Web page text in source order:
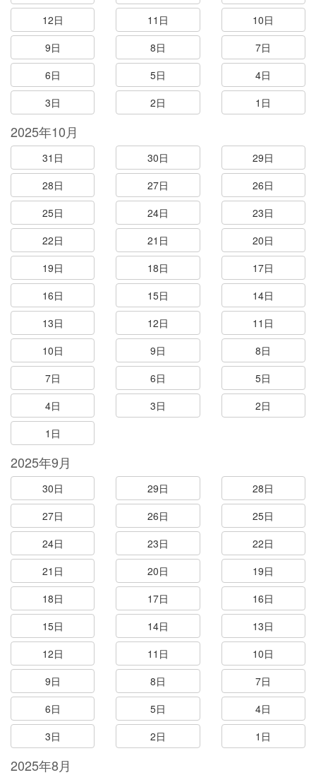
12日
11日
10日
9日
8日
7日
6日
5日
4日
3日
2日 1日
2025年10月
31日 30日
29日
28日
27日
26日
25日
24日
23日
22日
21日
20日
19日
18日
17日
16日
15日
14日
13日
12日
11日
10日
9日
8日
7日
6日
5日
4日
3日
2日
1日
2025年9月
30日 29日
28日
27日
26日
25日
24日
23日
22日
21日
20日
19日
18日
17日
16日
15日
14日
13日
12日
11日
10日
9日
8日
7日
6日
5日
4日
3日
2日 1日
2025年8月